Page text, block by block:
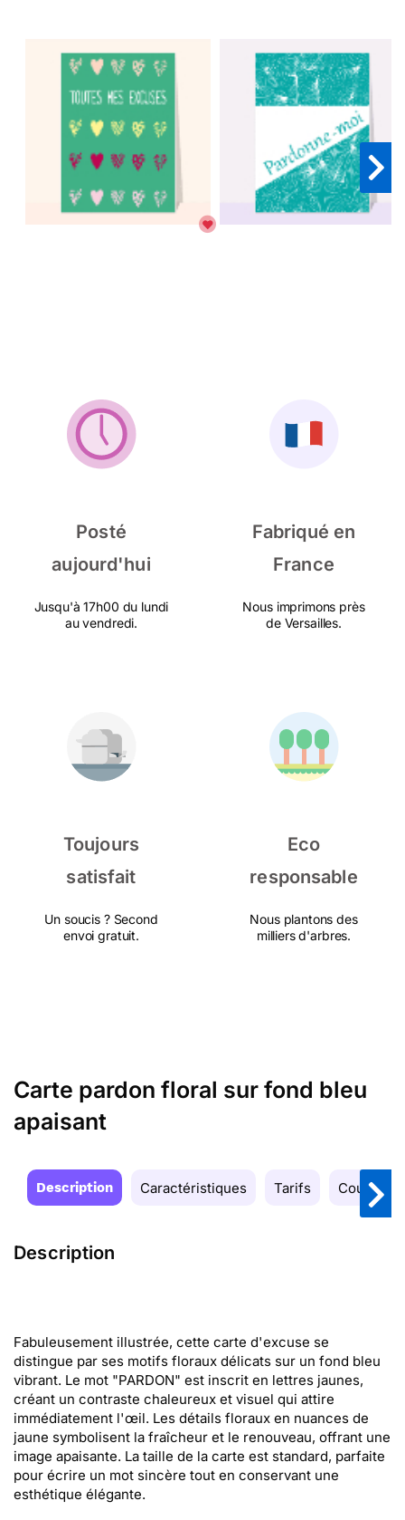
Posté
aujourd'hui
Jusqu'à 17h00 du lundi
au vendredi.
Fabriqué en
France
Nous imprimons près
de Versailles.
Toujours
satisfait
Un soucis ? Second
envoi gratuit.
Eco
responsable
Nous plantons des
milliers d'arbres.
Carte pardon floral sur fond bleu
apaisant
Description Caractéristiques Tarifs Couleurs
Description
Fabuleusement illustrée, cette carte d'excuse se
distingue par ses motifs floraux délicats sur un fond bleu
vibrant. Le mot "PARDON" est inscrit en lettres jaunes,
créant un contraste chaleureux et visuel qui attire
immédiatement l'œil. Les détails floraux en nuances de
jaune symbolisent la fraîcheur et le renouveau, offrant une
image apaisante. La taille de la carte est standard, parfaite
pour écrire un mot sincère tout en conservant une
esthétique élégante.